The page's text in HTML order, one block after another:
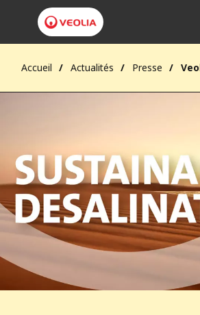
Accueil Actualités Presse